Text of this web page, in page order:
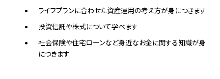
ライフプランに合わせた資産運用の考え方が身につきます
投資信託や株式について学べます
社会保険や住宅ローンなど身近なお金に関する知識が身
につきます